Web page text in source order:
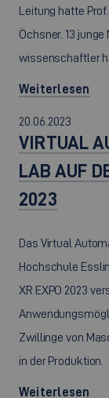
Leitung hatte
Öchsner. 13
wissenschaftler
Weiterlesen
20.06.2023
VIRTUAL
LAB AUF
2023
Das Virtual
Hochschule
XR EXPO 2023
Zwillinge von
in der Produktion.
Weiterlesen